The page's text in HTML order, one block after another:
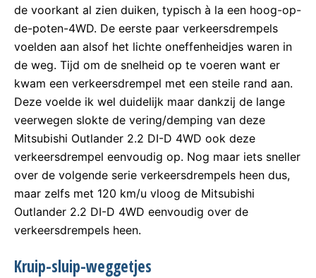
de voorkant al zien duiken, typisch à la een hoog-op-
de-poten-4WD. De eerste paar verkeersdrempels
voelden aan alsof het lichte oneffenheidjes waren in
de weg. Tijd om de snelheid op te voeren want er
kwam een verkeersdrempel met een steile rand aan.
Deze voelde ik wel duidelijk maar dankzij de lange
veerwegen slokte de vering/demping van deze
Mitsubishi Outlander 2.2 DI-D 4WD ook deze
verkeersdrempel eenvoudig op. Nog maar iets sneller
over de volgende serie verkeersdrempels heen dus,
maar zelfs met 120 km/u vloog de Mitsubishi
Outlander 2.2 DI-D 4WD eenvoudig over de
verkeersdrempels heen.
Kruip-sluip-weggetjes